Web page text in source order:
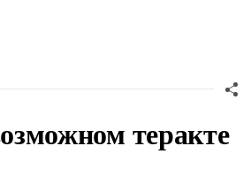
теракте